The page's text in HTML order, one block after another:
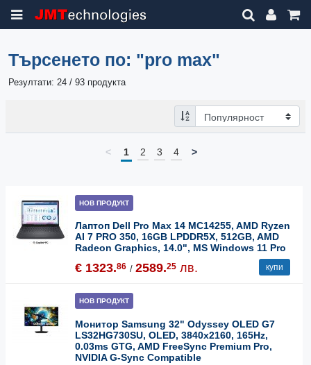
Търсенето по: "pro max"
Резултати: 24 / 93 продукта
< 1 2 3 4 >
НОВ ПРОДУКТ
Лаптоп Dell Pro Max 14 MC14255, AMD Ryzen
AI 7 PRO 350, 16GB LPDDR5X, 512GB, AMD
Radeon Graphics, 14.0", MS Windows 11 Pro
€ 1323.86 / 2589.25 лв. купи
НОВ ПРОДУКТ
Монитор Samsung 32" Odyssey OLED G7
LS32HG730SU, OLED, 3840x2160, 165Hz,
0.03ms GTG, AMD FreeSync Premium Pro,
NVIDIA G-Sync Compatible